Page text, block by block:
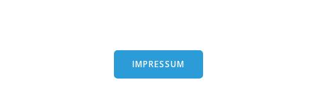
IMPRESSUM